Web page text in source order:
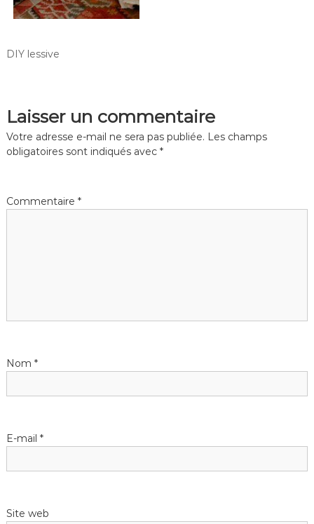
DIY lessive
Laisser un commentaire
Votre adresse e-mail ne sera pas publiée. Les champs
obligatoires sont indiqués avec *
Commentaire *
Nom *
E-mail *
Site web